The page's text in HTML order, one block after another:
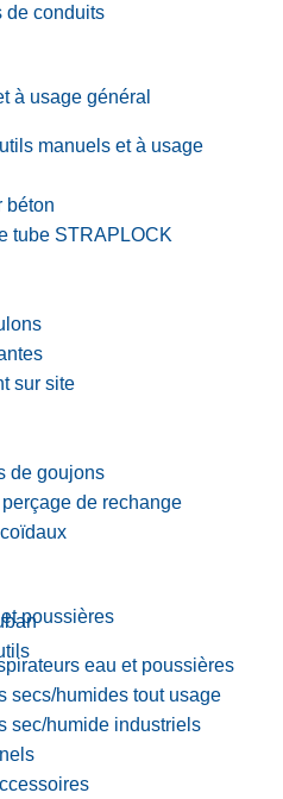
de conduits
à usage général
manuels et à usage
béton
tube STRAPLOCK
sur site
de goujons
de rechange
poussières
eau et poussières
secs/humides tout usage
sec/humide industriels